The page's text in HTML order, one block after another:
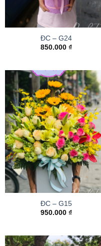
ĐC – G24
850.000 ₫
ĐC – G15
950.000 ₫